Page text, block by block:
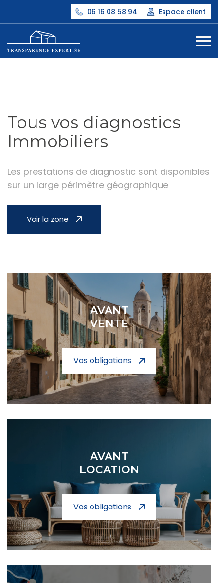
06 16 08 58 94 Espace client
Tous vos diagnostics
Immobiliers
Les prestations de diagnostic sont disponibles
sur un large périmètre géographique
Voir la zone
AVANT
VENTE
Vos obligations
AVANT
LOCATION
Vos obligations